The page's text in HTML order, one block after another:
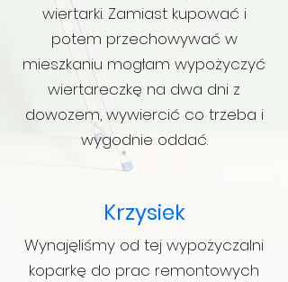
wiertarki. Zamiast kupować i
potem przechowywać w
mieszkaniu mogłam wypożyczyć
wiertareczkę na dwa dni z
dowozem, wywiercić co trzeba i
wygodnie oddać.
Krzysiek
Wynajęliśmy od tej wypożyczalni
koparkę do prac remontowych